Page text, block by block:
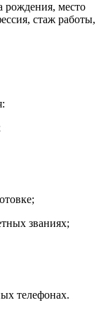
место
стаж работы,
званиях;
телефонах.